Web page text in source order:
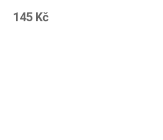
145 Kč